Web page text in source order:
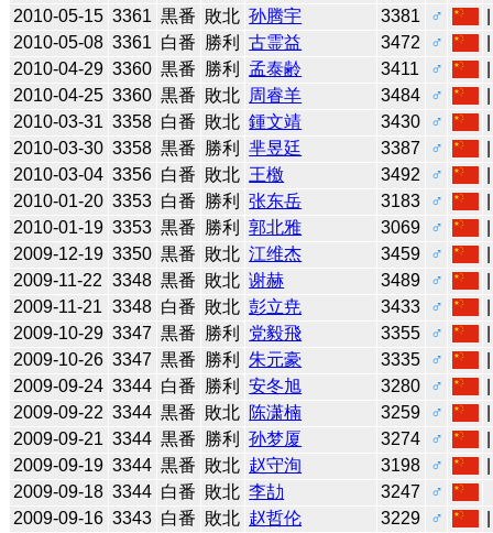
2010-05-15 3361 黒番 敗北 孙腾宇 3381 ♂
2010-05-08 3361 白番 勝利 古霊益 3472 ♂
2010-04-29 3360 黒番 勝利 孟泰齢 3411 ♂
2010-04-25 3360 黒番 敗北 周睿羊 3484 ♂
2010-03-31 3358 白番 敗北 鍾文靖 3430 ♂
2010-03-30 3358 黒番 勝利 芈昱廷 3387 ♂
2010-03-04 3356 白番 敗北 王檄 3492 ♂
2010-01-20 3353 白番 勝利 张东岳 3183 ♂
2010-01-19 3353 黒番 勝利 郭北雅 3069 ♂
2009-12-19 3350 黒番 敗北 江维杰 3459 ♂
2009-11-22 3348 黒番 敗北 谢赫 3489 ♂
2009-11-21 3348 白番 敗北 彭立尭 3433 ♂
2009-10-29 3347 黒番 勝利 党毅飛 3355 ♂
2009-10-26 3347 黒番 勝利 朱元豪 3335 ♂
2009-09-24 3344 白番 勝利 安冬旭 3280 ♂
2009-09-22 3344 黒番 敗北 陈潇楠 3259 ♂
2009-09-21 3344 黒番 勝利 孙梦厦 3274 ♂
2009-09-19 3344 黒番 敗北 赵守洵 3198 ♂
2009-09-18 3344 白番 敗北 李劼 3247
♂
2009-09-16 3343 白番 敗北 赵哲伦 3229 ♂